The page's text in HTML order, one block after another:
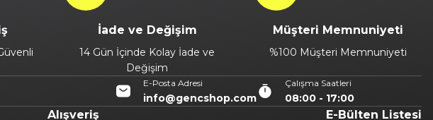
İade ve Değişim
14 Gün İçinde Kolay İade ve
Değişim
Müşteri Memnuniyeti
%100 Müşteri Memnuniyeti
E-Posta Adresi
info@gencshop.com
Çalışma Saatleri
08:00 - 17:00
Alışveriş E-Bülten Listesi